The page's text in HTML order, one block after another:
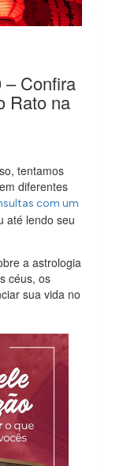
– Confira
Rato na
tentamos
diferentes
com um
até lendo seu
a astrologia
céus, os
sua vida no